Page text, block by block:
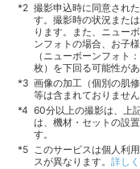
撮影申込時に同意され
す。撮影時の状況また
ります。また、ニュー
ンフォトの場合、お子
（ニューボーンフォト
枚）を下回る可能性があ
画像の加工（個別の肌
等は含まれておりません
60分以上の撮影は、上
は、機材・セットの設
す。
このサービスは個人利
スが異なります。詳し